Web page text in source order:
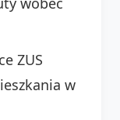
ZUS
w